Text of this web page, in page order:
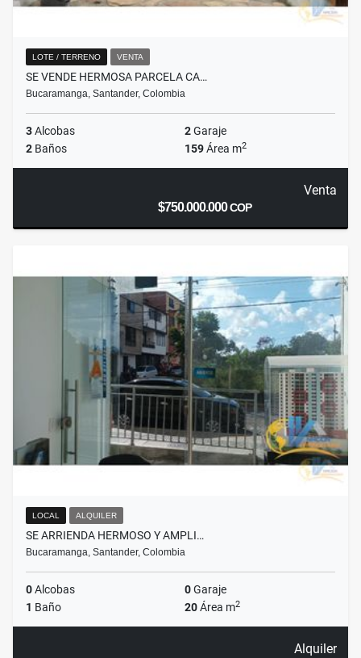
LOTE / TERRENO VENTA
SE VENDE HERMOSA PARCELA CA…
Bucaramanga, Santander, Colombia
3Alcobas 2Garaje
2 Baños 159Área m2
Venta
$750.000.000COP
LOCAL ALQUILER
SE ARRIENDA HERMOSO Y AMPLI…
Bucaramanga, Santander, Colombia
0Alcobas 0Garaje
1 Baño 20Área m2
Alquiler